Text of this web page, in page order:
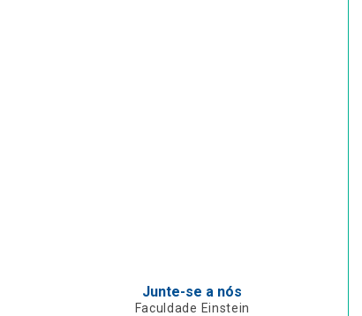
Junte-se a nós
Faculdade Einstein